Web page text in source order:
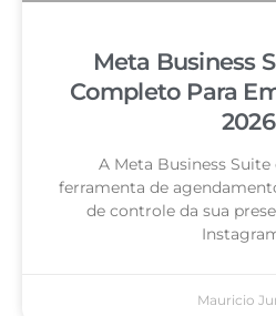
Meta Business
Completo Para
2026
A Meta Business
ferramenta de
de controle da sua
Mauricio